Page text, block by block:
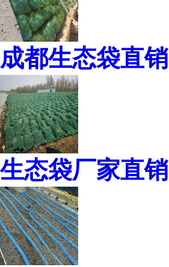
成都生态袋直销
生态袋厂家直销